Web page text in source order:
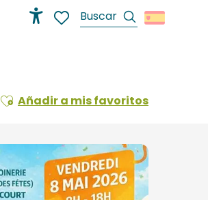
Buscar
Ajouter aux favoris
Añadir a mis favoritos